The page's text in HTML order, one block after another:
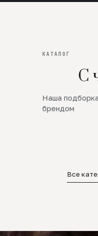
КАТАЛОГ
С
Наша
брендом
Новинки
SALE
Все